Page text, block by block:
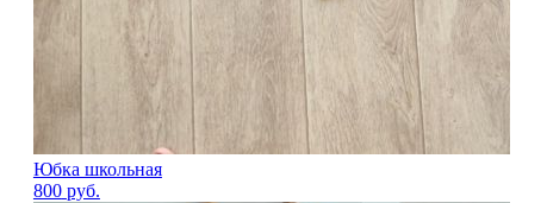
Юбка школьная
800 руб.